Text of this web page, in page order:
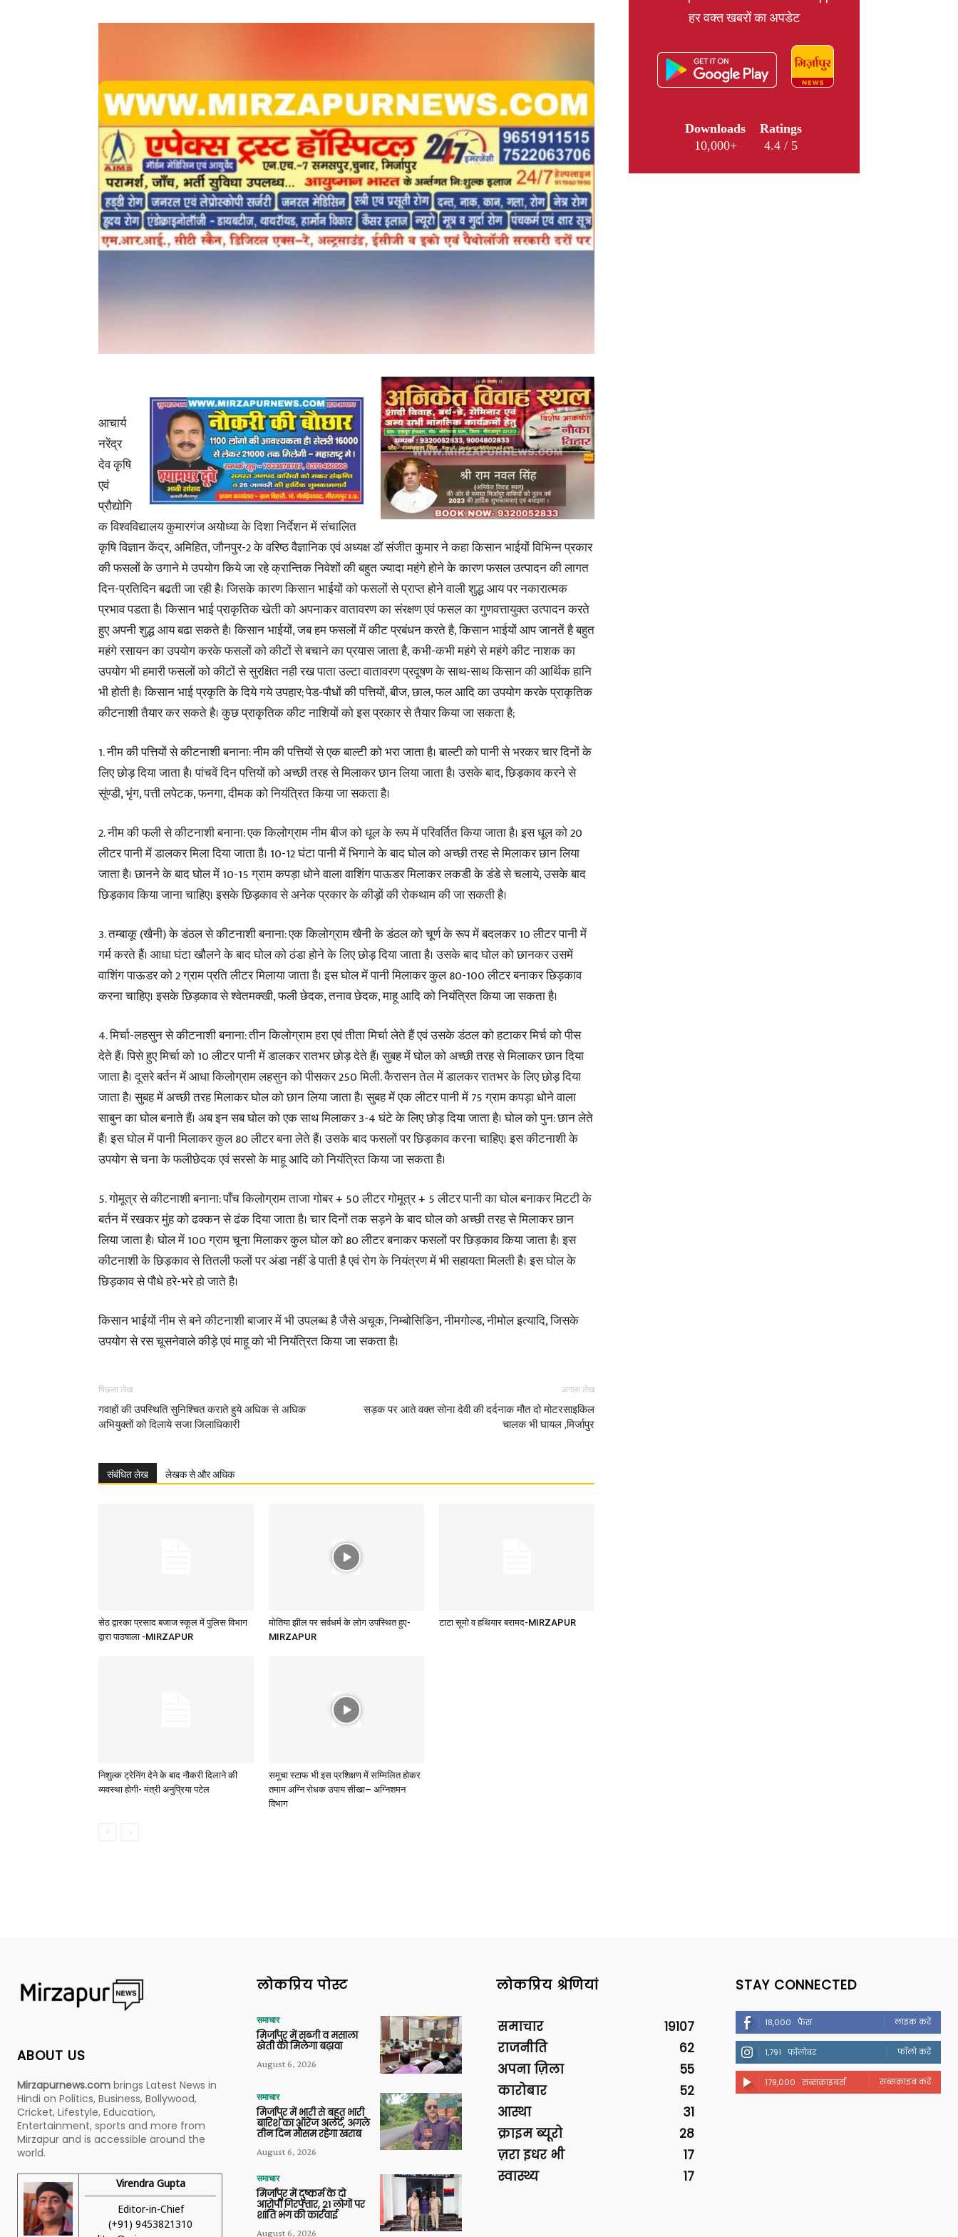
News,
in
Hindi,
Today
Hindi
Paper
आचार्य
नरेंद्र
देव कृषि
एवं
प्रौद्योगि
क विश्वविद्यालय कुमारगंज अयोध्या के दिशा निर्देशन में संचालित
कृषि विज्ञान केंद्र, अमिहित, जौनपुर-2 के वरिष्ठ वैज्ञानिक एवं अध्यक्ष डॉ संजीत कुमार ने कहा किसान भाईयों विभिन्न प्रकार
की फसलों के उगाने मे उपयोग किये जा रहे क्रान्तिक निवेशों की बहुत ज्यादा महंगे होने के कारण फसल उत्पादन की लागत
दिन-प्रतिदिन बढती जा रही है। जिसके कारण किसान भाईयों को फसलों से प्राप्त होने वाली शुद्ध आय पर नकारात्मक
प्रभाव पडता है। किसान भाई प्राकृतिक खेती को अपनाकर वातावरण का संरक्षण एवं फसल का गुणवत्तायुक्त उत्पादन करते
हुए अपनी शुद्ध आय बढा सकते है। किसान भाईयों, जब हम फसलों में कीट प्रबंधन करते है, किसान भाईयों आप जानतें है बहुत
महंगे रसायन का उपयोग करके फसलों को कीटों से बचाने का प्रयास जाता है, कभी-कभी महंगे से महंगे कीट नाशक का
उपयोग भी हमारी फसलों को कीटों से सुरक्षित नही रख पाता उल्टा वातावरण प्रदूषण के साथ-साथ किसान की आर्थिक हानि
भी होती है। किसान भाई प्रकृति के दिये गये उपहार; पेड-पौधों की पत्तियों, बीज, छाल, फल आदि का उपयोग करके प्राकृतिक
कीटनाशी तैयार कर सकते है। कुछ प्राकृतिक कीट नाशियों को इस प्रकार से तैयार किया जा सकता है;
1. नीम की पत्तियों से कीटनाशी बनाना: नीम की पत्तियों से एक बाल्टी को भरा जाता है। बाल्टी को पानी से भरकर चार दिनों के
लिए छोड़ दिया जाता है। पांचवें दिन पत्तियों को अच्छी तरह से मिलाकर छान लिया जाता है। उसके बाद, छिड़काव करने से
सूंण्डी, भृंग, पत्ती लपेटक, फनगा, दीमक को नियंत्रित किया जा सकता है।
2. नीम की फली से कीटनाशी बनाना: एक किलोग्राम नीम बीज को धूल के रूप में परिवर्तित किया जाता है। इस धूल को 20
लीटर पानी में डालकर मिला दिया जाता है। 10-12 घंटा पानी में भिगाने के बाद घोल को अच्छी तरह से मिलाकर छान लिया
जाता है। छानने के बाद घोल में 10-15 ग्राम कपड़ा धोने वाला वाशिंग पाऊडर मिलाकर लकडी के डंडे से चलाये, उसके बाद
छिड़काव किया जाना चाहिए। इसके छिड़काव से अनेक प्रकार के कीड़ों की रोकथाम की जा सकती है।
3. तम्बाकू (खैनी) के डंठल से कीटनाशी बनाना: एक किलोग्राम खैनी के डंठल को चूर्ण के रूप में बदलकर 10 लीटर पानी में
गर्म करते हैं। आधा घंटा खौलने के बाद घोल को ठंडा होने के लिए छोड़ दिया जाता है। उसके बाद घोल को छानकर उसमें
वाशिंग पाऊडर को 2 ग्राम प्रति लीटर मिलाया जाता है। इस घोल में पानी मिलाकर कुल 80-100 लीटर बनाकर छिड़काव
करना चाहिए। इसके छिड़काव से श्वेतमक्खी, फली छेदक, तनाव छेदक, माहू आदि को नियंत्रित किया जा सकता है।
4. मिर्चा-लहसुन से कीटनाशी बनाना: तीन किलोग्राम हरा एवं तीता मिर्चा लेते हैं एवं उसके डंठल को हटाकर मिर्च को पीस
देते हैं। पिसे हुए मिर्चा को 10 लीटर पानी में डालकर रातभर छोड़ देते हैं। सुबह में घोल को अच्छी तरह से मिलाकर छान दिया
जाता है। दूसरे बर्तन में आधा किलोग्राम लहसुन को पीसकर 250 मिली. कैरासन तेल में डालकर रातभर के लिए छोड़ दिया
जाता है। सुबह में अच्छी तरह मिलाकर घोल को छान लिया जाता है। सुबह में एक लीटर पानी में 75 ग्राम कपड़ा धोने वाला
साबुन का घोल बनाते हैं। अब इन सब घोल को एक साथ मिलाकर 3-4 घंटे के लिए छोड़ दिया जाता है। घोल को पुन: छान लेते
हैं। इस घोल में पानी मिलाकर कुल 80 लीटर बना लेते हैं। उसके बाद फसलों पर छिड़काव करना चाहिए। इस कीटनाशी के
उपयोग से चना के फलीछेदक एवं सरसो के माहू आदि को नियंत्रित किया जा सकता है।
5. गोमूत्र से कीटनाशी बनाना: पाँच किलोग्राम ताजा गोबर + 50 लीटर गोमूत्र + 5 लीटर पानी का घोल बनाकर मिटटी के
बर्तन में रखकर मुंह को ढक्कन से ढंक दिया जाता है। चार दिनों तक सड़ने के बाद घोल को अच्छी तरह से मिलाकर छान
लिया जाता है। घोल में 100 ग्राम चूना मिलाकर कुल घोल को 80 लीटर बनाकर फसलों पर छिड़काव किया जाता है। इस
कीटनाशी के छिड़काव से तितली फलों पर अंडा नहीं डे पाती है एवं रोग के नियंत्रण में भी सहायता मिलती है। इस घोल के
छिड़काव से पौधे हरे-भरे हो जाते है।
किसान भाईयों नीम से बने कीटनाशी बाजार में भी उपलब्ध है जैसे अचूक, निम्बोसिडिन, नीमगोल्ड, नीमोल इत्यादि, जिसके
उपयोग से रस चूसनेवाले कीड़े एवं माहू को भी नियंत्रित किया जा सकता है।
पिछला लेख
गवाहों की उपस्थिति सुनिश्चित कराते हुये अधिक से अधिक
अभियुक्तों को दिलाये सजा जिलाधिकारी
अगला लेख
सड़क पर आते वक्त सोना देवी की दर्दनाक मौत दो मोटरसाइकिल
चालक भी घायल ,मिर्जापुर
संबंधित लेख लेखक से और अधिक
सेठ द्वारका प्रसाद बजाज स्कूल में पुलिस विभाग
द्वारा पाठषाला -MIRZAPUR
मोतिया झील पर सर्वधर्म के लोग उपस्थित हुए-
MIRZAPUR
टाटा सूमो व हथियार बरामद-MIRZAPUR
निशुल्क ट्रेनिंग देने के बाद नौकरी दिलाने की
व्यवस्था होगी- मंत्री अनुप्रिया पटेल
समूचा स्टाफ भी इस प्रशिक्षण में सम्मिलित होकर
तमाम अग्नि रोधक उपाय सीखा– अग्निशमन
विभाग
हर वक्त खबरों का अपडेट
Downloads
10,000+
Ratings
4.4 / 5
ABOUT US
Mirzapurnews.com brings Latest News in
Hindi on Politics, Business, Bollywood,
Cricket, Lifestyle, Education,
Entertainment, sports and more from
Mirzapur and is accessible around the
world.
Virendra Gupta
Editor-in-Chief
(+91) 9453821310
लोकप्रिय पोस्ट
समाचार
मिर्जापुर में सब्जी व मसाला
खेती को मिलेगा बढ़ावा
August 6, 2026
समाचार
मिर्जापुर में भारी से बहुत भारी
बारिश का ऑरेंज अलर्ट, अगले
तीन दिन मौसम रहेगा खराब
August 6, 2026
समाचार
मिर्जापुर में दुष्कर्म के दो
आरोपी गिरफ्तार, 21 लोगों पर
शांति भंग की कार्रवाई
August 6, 2026
लोकप्रिय श्रेणियां
समाचार
19107
राजनीति
62
अपना ज़िला
55
कारोबार
52
आस्था
31
क्राइम ब्यूरो
28
ज़रा इधर भी
17
स्वास्थ्य
17
STAY CONNECTED
18,000 फैंस लाइक करें
1,791 फॉलोवर फॉलो करें
179,000 सब्सक्राइबर्स सब्सक्राइब करें